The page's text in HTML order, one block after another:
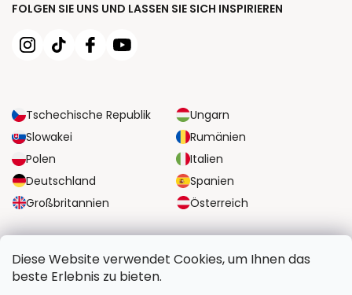
Diese Website verwendet Cookies, um Ihnen das
beste Erlebnis zu bieten.
FOLGEN SIE UNS UND LASSEN SIE SICH INSPIRIEREN
Tschechische Republik
Ungarn
Slowakei
Rumänien
Polen
Italien
Deutschland
Spanien
Großbritannien
Österreich